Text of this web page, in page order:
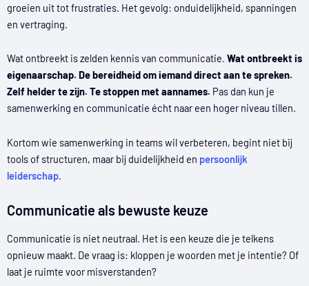
groeien uit tot frustraties. Het gevolg: onduidelijkheid, spanningen
en vertraging.
Wat ontbreekt is zelden kennis van communicatie. Wat ontbreekt is
eigenaarschap. De bereidheid om iemand direct aan te spreken.
Zelf helder te zijn. Te stoppen met aannames. Pas dan kun je
samenwerking en communicatie écht naar een hoger niveau tillen.
Kortom wie samenwerking in teams wil verbeteren, begint niet bij
tools of structuren, maar bij duidelijkheid en persoonlijk
leiderschap.
Communicatie als bewuste keuze
Communicatie is niet neutraal. Het is een keuze die je telkens
opnieuw maakt. De vraag is: kloppen je woorden met je intentie? Of
laat je ruimte voor misverstanden?